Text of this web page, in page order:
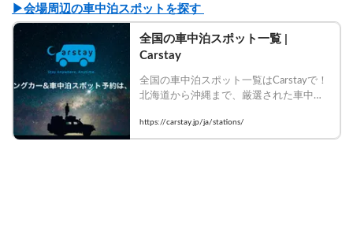
▶︎会場周辺の車中泊スポットを探す
全国の車中泊スポット一覧 |
Carstay
全国の車中泊スポット一覧はCarstayで！
北海道から沖縄まで、厳選された車中泊
約！
https://carstay.jp/ja/stations/